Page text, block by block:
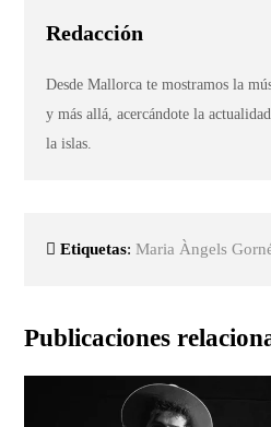
Redacción
Desde Mallorca te mostramos la
y más allá, acercándote la
la islas.
Etiquetas:Maria Àngels
Publicaciones